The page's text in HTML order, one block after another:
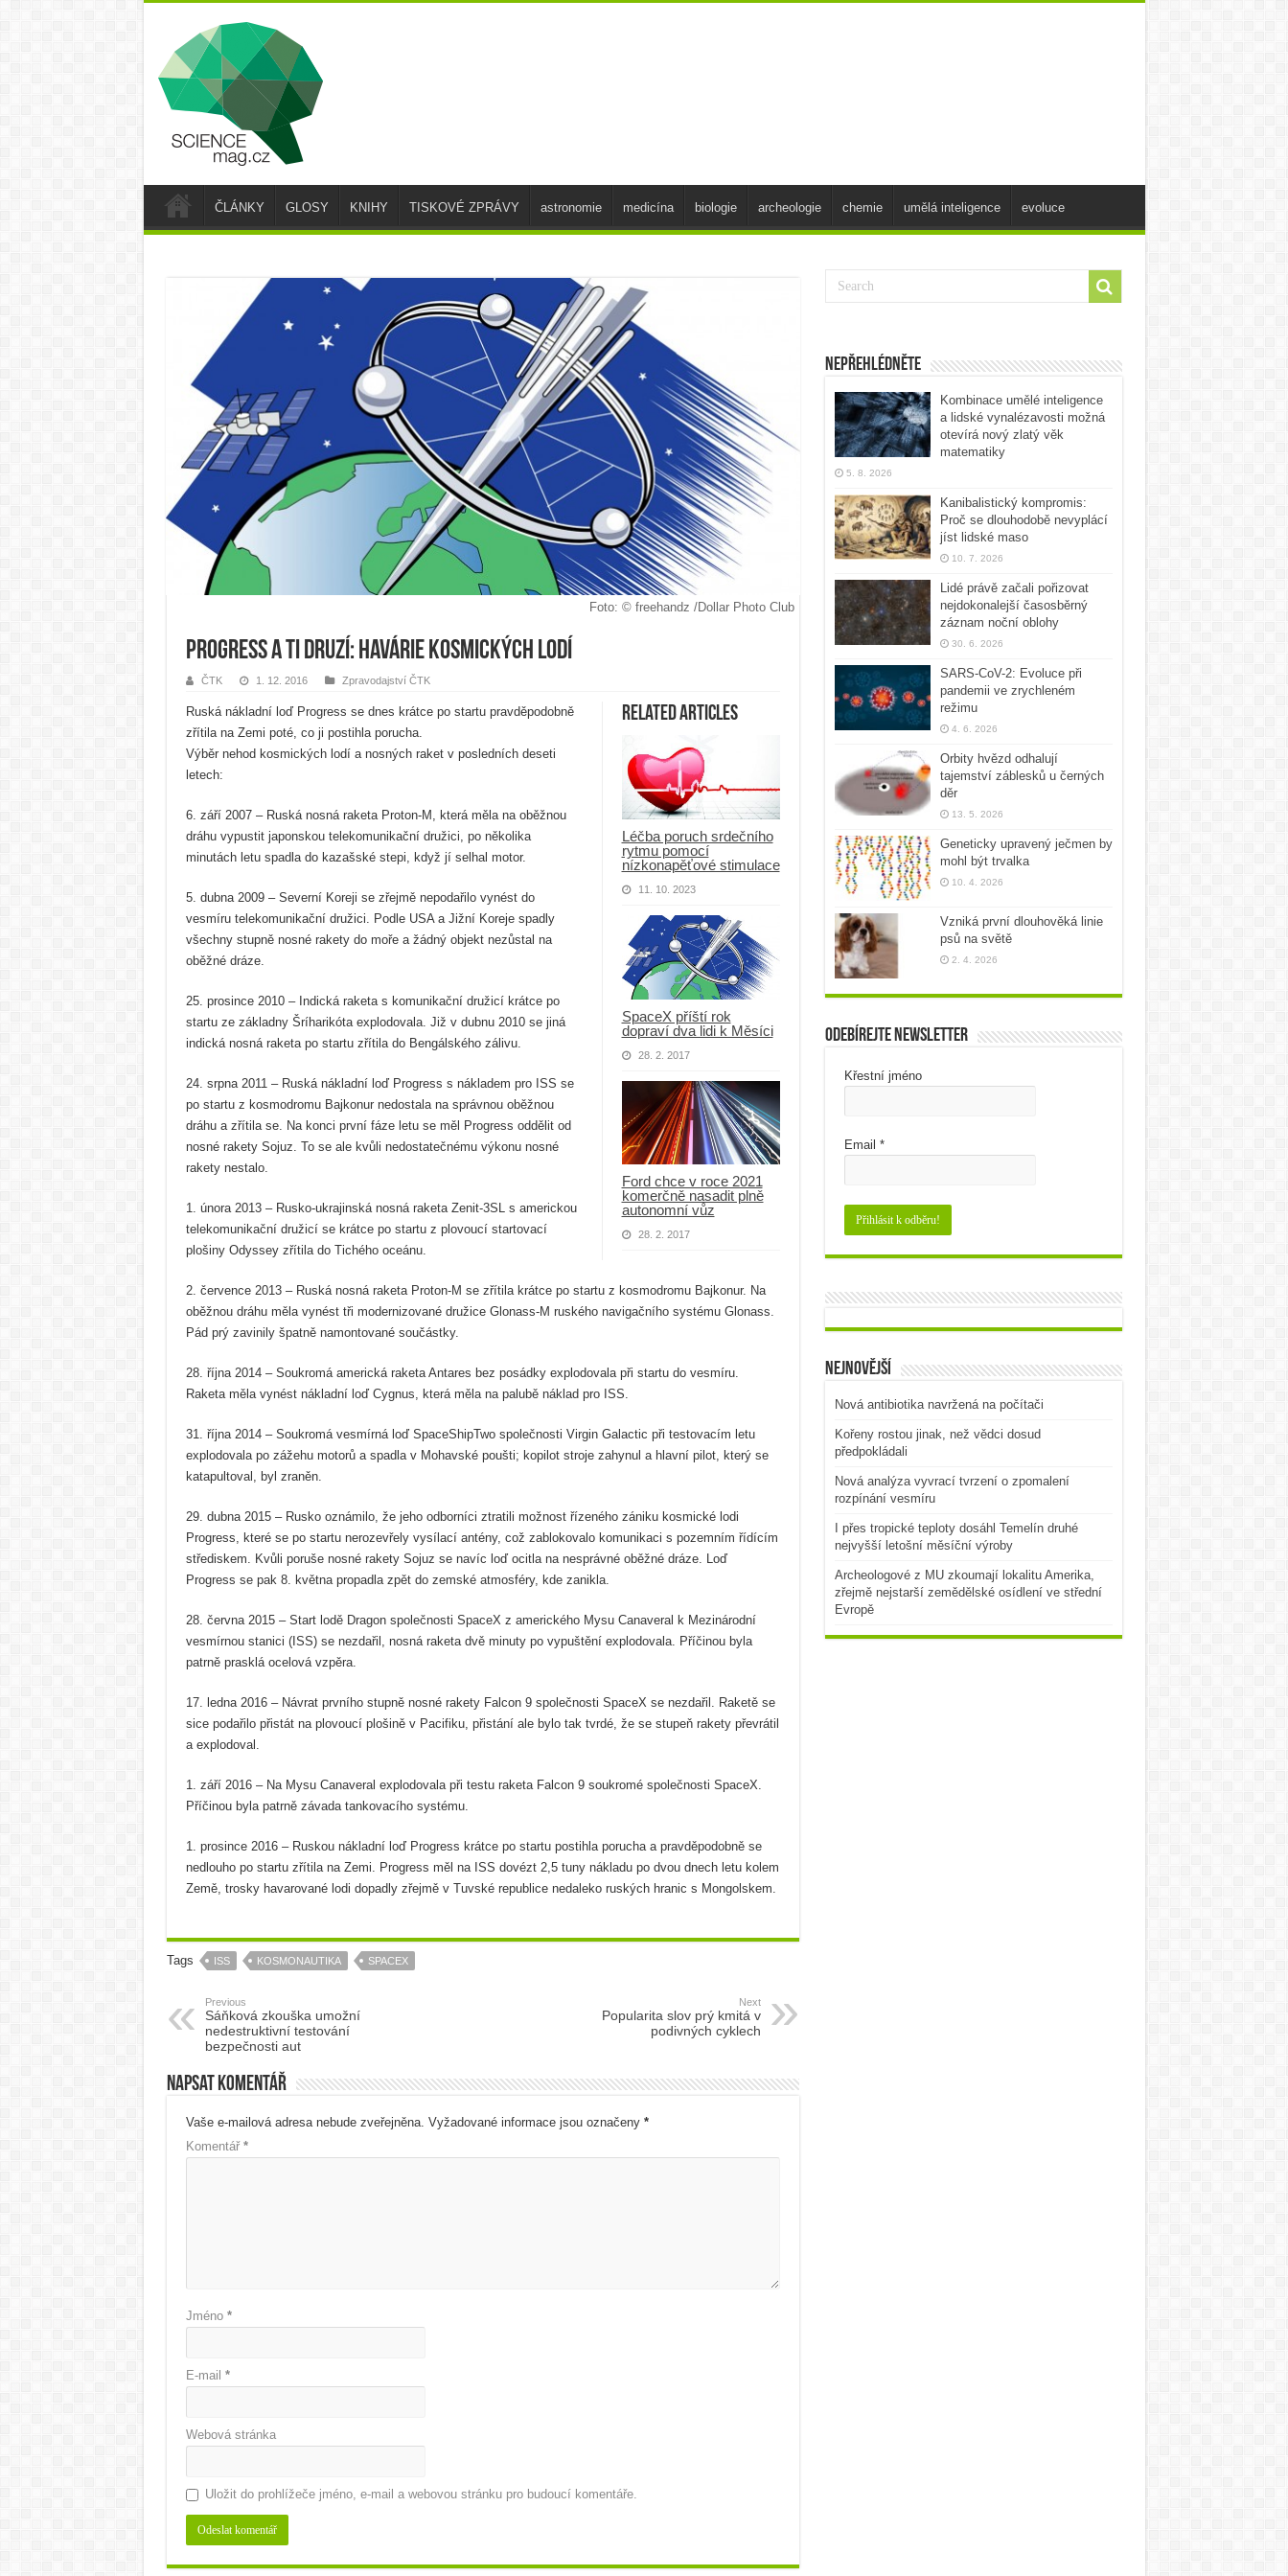
ČLÁNKY GLOSY KNIHY TISKOVÉ ZPRÁVY astronomie medicína biologie archeologie chemie umělá inteligence evoluce
Foto: © freehandz /Dollar Photo Club
Progress a ti druzí: Havárie kosmických lodí
ČTK 1. 12. 2016 Zpravodajství ČTK
Related Articles
Léčba poruch srdečního
rytmu pomocí
nízkonapěťové stimulace
11. 10. 2023
SpaceX příští rok
dopraví dva lidi k Měsíci
28. 2. 2017
Ford chce v roce 2021
komerčně nasadit plně
autonomní vůz
28. 2. 2017
Ruská nákladní loď Progress se dnes krátce po startu pravděpodobně
zřítila na Zemi poté, co ji postihla porucha.
Výběr nehod kosmických lodí a nosných raket v posledních deseti
letech:
6. září 2007 – Ruská nosná raketa Proton-M, která měla na oběžnou
dráhu vypustit japonskou telekomunikační družici, po několika
minutách letu spadla do kazašské stepi, když jí selhal motor.
5. dubna 2009 – Severní Koreji se zřejmě nepodařilo vynést do
vesmíru telekomunikační družici. Podle USA a Jižní Koreje spadly
všechny stupně nosné rakety do moře a žádný objekt nezůstal na
oběžné dráze.
25. prosince 2010 – Indická raketa s komunikační družicí krátce po
startu ze základny Šríharikóta explodovala. Již v dubnu 2010 se jiná
indická nosná raketa po startu zřítila do Bengálského zálivu.
24. srpna 2011 – Ruská nákladní loď Progress s nákladem pro ISS se
po startu z kosmodromu Bajkonur nedostala na správnou oběžnou
dráhu a zřítila se. Na konci první fáze letu se měl Progress oddělit od
nosné rakety Sojuz. To se ale kvůli nedostatečnému výkonu nosné
rakety nestalo.
1. února 2013 – Rusko-ukrajinská nosná raketa Zenit-3SL s americkou
telekomunikační družicí se krátce po startu z plovoucí startovací
plošiny Odyssey zřítila do Tichého oceánu.
2. července 2013 – Ruská nosná raketa Proton-M se zřítila krátce po startu z kosmodromu Bajkonur. Na
oběžnou dráhu měla vynést tři modernizované družice Glonass-M ruského navigačního systému Glonass.
Pád prý zavinily špatně namontované součástky.
28. října 2014 – Soukromá americká raketa Antares bez posádky explodovala při startu do vesmíru.
Raketa měla vynést nákladní loď Cygnus, která měla na palubě náklad pro ISS.
31. října 2014 – Soukromá vesmírná loď SpaceShipTwo společnosti Virgin Galactic při testovacím letu
explodovala po zážehu motorů a spadla v Mohavské poušti; kopilot stroje zahynul a hlavní pilot, který se
katapultoval, byl zraněn.
29. dubna 2015 – Rusko oznámilo, že jeho odborníci ztratili možnost řízeného zániku kosmické lodi
Progress, které se po startu nerozevřely vysílací antény, což zablokovalo komunikaci s pozemním řídícím
střediskem. Kvůli poruše nosné rakety Sojuz se navíc loď ocitla na nesprávné oběžné dráze. Loď
Progress se pak 8. května propadla zpět do zemské atmosféry, kde zanikla.
28. června 2015 – Start lodě Dragon společnosti SpaceX z amerického Mysu Canaveral k Mezinárodní
vesmírnou stanici (ISS) se nezdařil, nosná raketa dvě minuty po vypuštění explodovala. Příčinou byla
patrně prasklá ocelová vzpěra.
17. ledna 2016 – Návrat prvního stupně nosné rakety Falcon 9 společnosti SpaceX se nezdařil. Raketě se
sice podařilo přistát na plovoucí plošině v Pacifiku, přistání ale bylo tak tvrdé, že se stupeň rakety převrátil
a explodoval.
1. září 2016 – Na Mysu Canaveral explodovala při testu raketa Falcon 9 soukromé společnosti SpaceX.
Příčinou byla patrně závada tankovacího systému.
1. prosince 2016 – Ruskou nákladní loď Progress krátce po startu postihla porucha a pravděpodobně se
nedlouho po startu zřítila na Zemi. Progress měl na ISS dovézt 2,5 tuny nákladu po dvou dnech letu kolem
Země, trosky havarované lodi dopadly zřejmě v Tuvské republice nedaleko ruských hranic s Mongolskem.
Tags ISS KOSMONAUTIKA SPACEX
Previous
Sáňková zkouška umožní
nedestruktivní testování
bezpečnosti aut
Next
Popularita slov prý kmitá v
podivných cyklech
Napsat komentář
Vaše e-mailová adresa nebude zveřejněna. Vyžadované informace jsou označeny *
Komentář *
Jméno *
E-mail *
Webová stránka
Uložit do prohlížeče jméno, e-mail a webovou stránku pro budoucí komentáře.
Nepřehlédněte
Kombinace umělé inteligence
a lidské vynalézavosti možná
otevírá nový zlatý věk
matematiky
5. 8. 2026
Kanibalistický kompromis:
Proč se dlouhodobě nevyplácí
jíst lidské maso
10. 7. 2026
Lidé právě začali pořizovat
nejdokonalejší časosběrný
záznam noční oblohy
30. 6. 2026
SARS-CoV-2: Evoluce při
pandemii ve zrychleném
režimu
4. 6. 2026
Orbity hvězd odhalují
tajemství záblesků u černých
děr
13. 5. 2026
Geneticky upravený ječmen by
mohl být trvalka
10. 4. 2026
Vzniká první dlouhověká linie
psů na světě
2. 4. 2026
Odebírejte newsletter
Křestní jméno
Email *
Nejnovější
Nová antibiotika navržená na počítači
Kořeny rostou jinak, než vědci dosud
předpokládali
Nová analýza vyvrací tvrzení o zpomalení
rozpínání vesmíru
I přes tropické teploty dosáhl Temelín druhé
nejvyšší letošní měsíční výroby
Archeologové z MU zkoumají lokalitu Amerika,
zřejmě nejstarší zemědělské osídlení ve střední
Evropě